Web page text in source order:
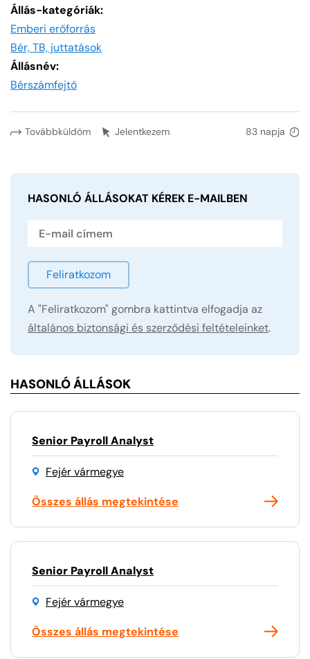
HASONLÓ ÁLLÁSOKAT KÉREK E-MAILBEN
Feliratkozom
A "Feliratkozom" gombra kattintva elfogadja az
általános biztonsági és szerződési feltételeinket.
HASONLÓ ÁLLÁSOK
Senior Payroll Analyst
Fejér vármegye
Összes állás megtekintése
Senior Payroll Analyst
Fejér vármegye
Összes állás megtekintése
Állás-kategóriák:
Emberi erőforrás
Bér, TB, juttatások
Állásnév:
Bérszámfejtő
Továbbküldöm Jelentkezem 83 napja